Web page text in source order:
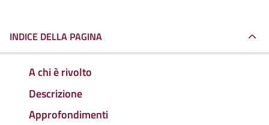
INDICE DELLA PAGINA
A chi è rivolto
Descrizione
Approfondimenti